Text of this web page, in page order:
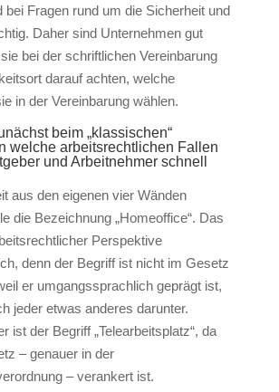
bei Fragen rund um die Sicherheit und
Daher sind Unternehmen gut
bei der schriftlichen Vereinbarung
darauf achten, welche
in der Vereinbarung wählen.
beim „klassischen“
welche arbeitsrechtlichen Fallen
und Arbeitnehmer schnell
aus den eigenen vier Wänden
die Bezeichnung „Homeoffice“. Das
Perspektive
denn der Begriff ist nicht im Gesetz
er umgangssprachlich geprägt ist,
jeder etwas anderes darunter.
ist der Begriff „Telearbeitsplatz“, da
– genauer in der
– verankert ist.